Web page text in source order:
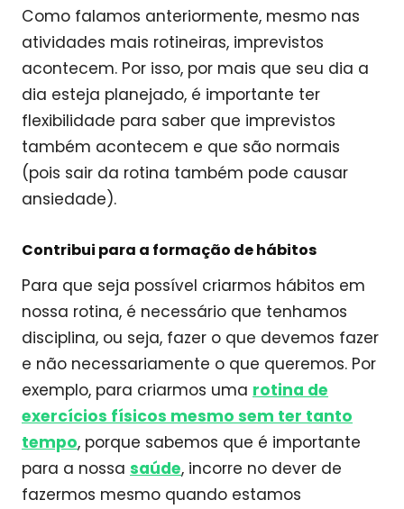
Como falamos anteriormente, mesmo nas
atividades mais rotineiras, imprevistos
acontecem. Por isso, por mais que seu dia a
dia esteja planejado, é importante ter
flexibilidade para saber que imprevistos
também acontecem e que são normais
(pois sair da rotina também pode causar
ansiedade).
Contribui para a formação de hábitos
Para que seja possível criarmos hábitos em
nossa rotina, é necessário que tenhamos
disciplina, ou seja, fazer o que devemos fazer
e não necessariamente o que queremos. Por
exemplo, para criarmos uma rotina de
exercícios físicos mesmo sem ter tanto
tempo, porque sabemos que é importante
para a nossa saúde, incorre no dever de
fazermos mesmo quando estamos